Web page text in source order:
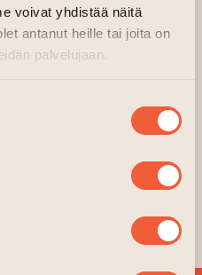
voivat yhdistää näitä
antanut heille tai joita on
palvelujaan.